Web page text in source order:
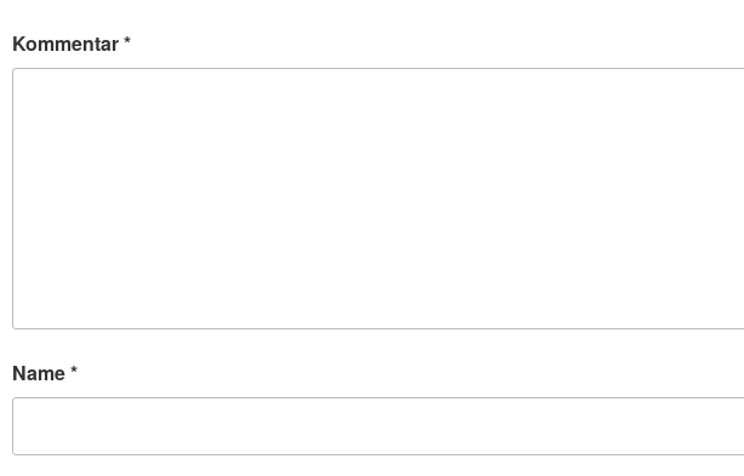
Kommentar*
Name*